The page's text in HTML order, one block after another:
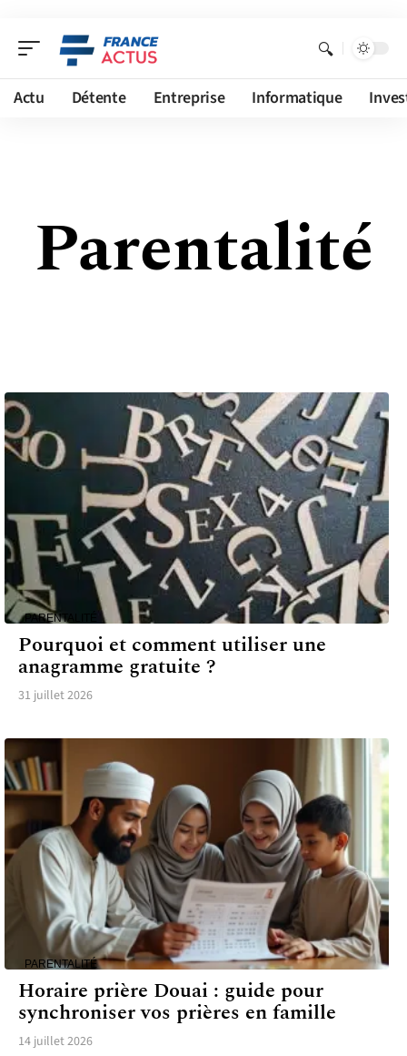
Actu Détente Entreprise Informatique
Parentalité
PARENTALITÉ
Pourquoi et comment utiliser une
anagramme gratuite ?
31 juillet 2026
PARENTALITÉ
Horaire prière Douai : guide pour
synchroniser vos prières en famille
14 juillet 2026